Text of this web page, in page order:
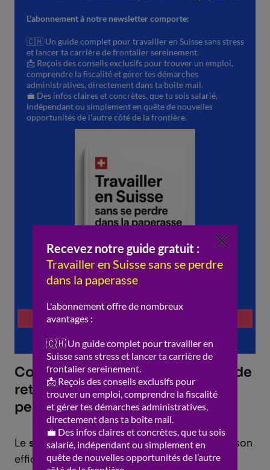
Comment la santé et le système de
retraite suisses protègent-ils les
personnes âgées ?
Le systèmedesantésuisse est réputé pour son
efficacité et saqualité. Chaque citoyen